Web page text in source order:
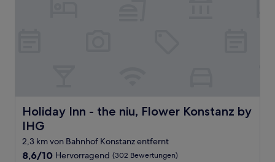
Holiday Inn - the niu, Flower Konstanz by
IHG
Holiday Inn - the niu, Flower Konstanz by IHG
2,3 km von Bahnhof Konstanz entfernt
8.6
8,6/10 Hervorragend (302 Bewertungen)